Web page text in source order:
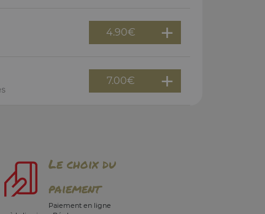
4.90€
7.00€
Le choix du
paiement
Paiement en ligne